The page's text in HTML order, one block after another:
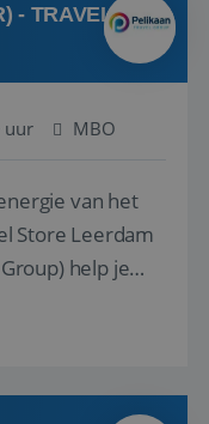
- TRAVEL
uur MBO
van het
help je
reis een